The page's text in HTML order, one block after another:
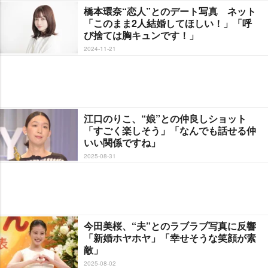
橋本環奈“恋人”とのデート写真 ネット
「このまま2人結婚してほしい！」「呼
び捨ては胸キュンです！」
2024-11-21
江口のりこ、“娘”との仲良しショット
「すごく楽しそう」「なんでも話せる仲
いい関係ですね」
2025-08-31
今田美桜、“夫”とのラブラブ写真に反響
「新婚ホヤホヤ」「幸せそうな笑顔が素
敵」
2025-08-02